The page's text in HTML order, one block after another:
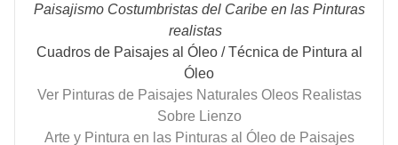
Paisajismo Costumbristas del Caribe en las Pinturas
realistas
Cuadros de Paisajes al Óleo / Técnica de Pintura al
Óleo
Ver Pinturas de Paisajes Naturales Oleos Realistas
Sobre Lienzo
Arte y Pintura en las Pinturas al Óleo de Paisajes